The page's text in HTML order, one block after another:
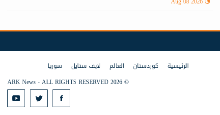
الرئيسية كوردستان العالم لايف ستايل
سوريا
© 2026 ARK News - ALL RIGHTS RESERVED